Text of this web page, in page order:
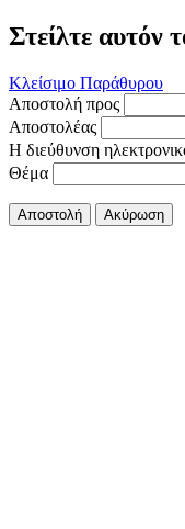
Στείλτε αυτόν
Κλείσιμο Παράθυρου
Αποστολή προς
Αποστολέας
Η διεύθυνση
Θέμα
Αποστολή Ακύρωση